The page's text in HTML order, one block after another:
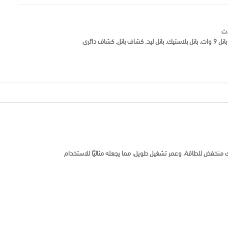
بانل 9 وات ,بانل بلاستيك,بانل ليد,كشاف بانل,كشاف دائري
استهلاك منخفض للطاقة، وعمر تشغيل طويل، مما يجعله مثاليًا للاستخدام